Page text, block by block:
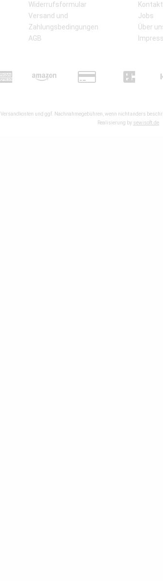
Widerrufsformular
Versand und
Zahlungsbedingungen
AGB
Kontakt
Jobs
Über
Versandkosten und ggf. Nachnahmegebühren, wenn nicht anders
Realisierung by sewisoft.de